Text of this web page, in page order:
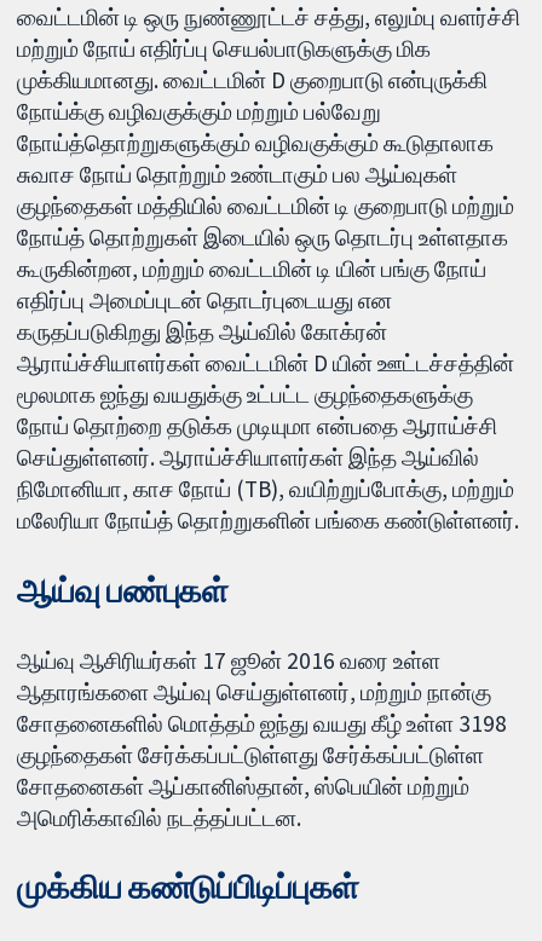
வைட்டமின் டி ஒரு நுண்ணூட்டச் சத்து, எலும்பு வளர்ச்சி
மற்றும் நோய் எதிர்ப்பு செயல்பாடுகளுக்கு மிக
முக்கியமானது. வைட்டமின் D குறைபாடு என்புருக்கி
நோய்க்கு வழிவகுக்கும் மற்றும் பல்வேறு
நோய்த்தொற்றுகளுக்கும் வழிவகுக்கும் கூடுதாலாக
சுவாச நோய் தொற்றும் உண்டாகும் பல ஆய்வுகள்
குழந்தைகள் மத்தியில் வைட்டமின் டி குறைபாடு மற்றும்
நோய்த் தொற்றுகள் இடையில் ஒரு தொடர்பு உள்ளதாக
கூருகின்றன, மற்றும் வைட்டமின் டி யின் பங்கு நோய்
எதிர்ப்பு அமைப்புடன் தொடர்புடையது என
கருதப்படுகிறது இந்த ஆய்வில் கோக்ரன்
ஆராய்ச்சியாளர்கள் வைட்டமின் D யின் ஊட்டச்சத்தின்
மூலமாக ஐந்து வயதுக்கு உட்பட்ட குழந்தைகளுக்கு
நோய் தொற்றை தடுக்க முடியுமா என்பதை ஆராய்ச்சி
செய்துள்ளனர். ஆராய்ச்சியாளர்கள் இந்த ஆய்வில்
நிமோனியா, காச நோய் (TB), வயிற்றுப்போக்கு, மற்றும்
மலேரியா நோய்த் தொற்றுகளின் பங்கை கண்டுள்ளனர்.
ஆய்வு பண்புகள்
ஆய்வு ஆசிரியர்கள் 17 ஜூன் 2016 வரை உள்ள
ஆதாரங்களை ஆய்வு செய்துள்ளனர், மற்றும் நான்கு
சோதனைகளில் மொத்தம் ஐந்து வயது கீழ் உள்ள 3198
குழந்தைகள் சேர்க்கப்பட்டுள்ளது சேர்க்கப்பட்டுள்ள
சோதனைகள் ஆப்கானிஸ்தான், ஸ்பெயின் மற்றும்
அமெரிக்காவில் நடத்தப்பட்டன.
முக்கிய கண்டுப்பிடிப்புகள்